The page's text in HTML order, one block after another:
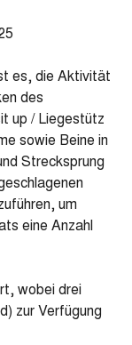
es, die Aktivität
des
up / Liegestütz
sowie Beine in
Strecksprung
um
eine Anzahl
wobei drei
zur Verfügung